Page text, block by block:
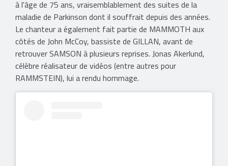
à l'âge de 75 ans, vraisemblablement des suites de la
maladie de Parkinson dont il souffrait depuis des années.
Le chanteur a également fait partie de MAMMOTH aux
côtés de John McCoy, bassiste de GILLAN, avant de
retrouver SAMSON à plusieurs reprises. Jonas Akerlund,
célèbre réalisateur de vidéos (entre autres pour
RAMMSTEIN), lui a rendu hommage.